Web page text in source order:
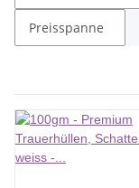
Preisspanne